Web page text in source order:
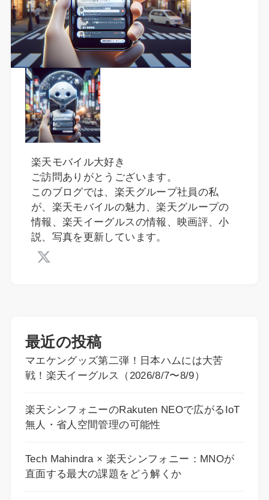
楽天モバイル大好き
ご訪問ありがとうございます。
このブログでは、楽天グループ社員の私
が、楽天モバイルの魅力、楽天グループの
情報、楽天イーグルスの情報、映画評、小
説、写真を更新しています。
最近の投稿
マエケングッズ第二弾！日本ハムには大苦
戦！楽天イーグルス（2026/8/7〜8/9）
楽天シンフォニーのRakuten NEOで広がるIoT
無人・省人空間管理の可能性
Tech Mahindra × 楽天シンフォニー：MNOが
直面する最大の課題をどう解くか